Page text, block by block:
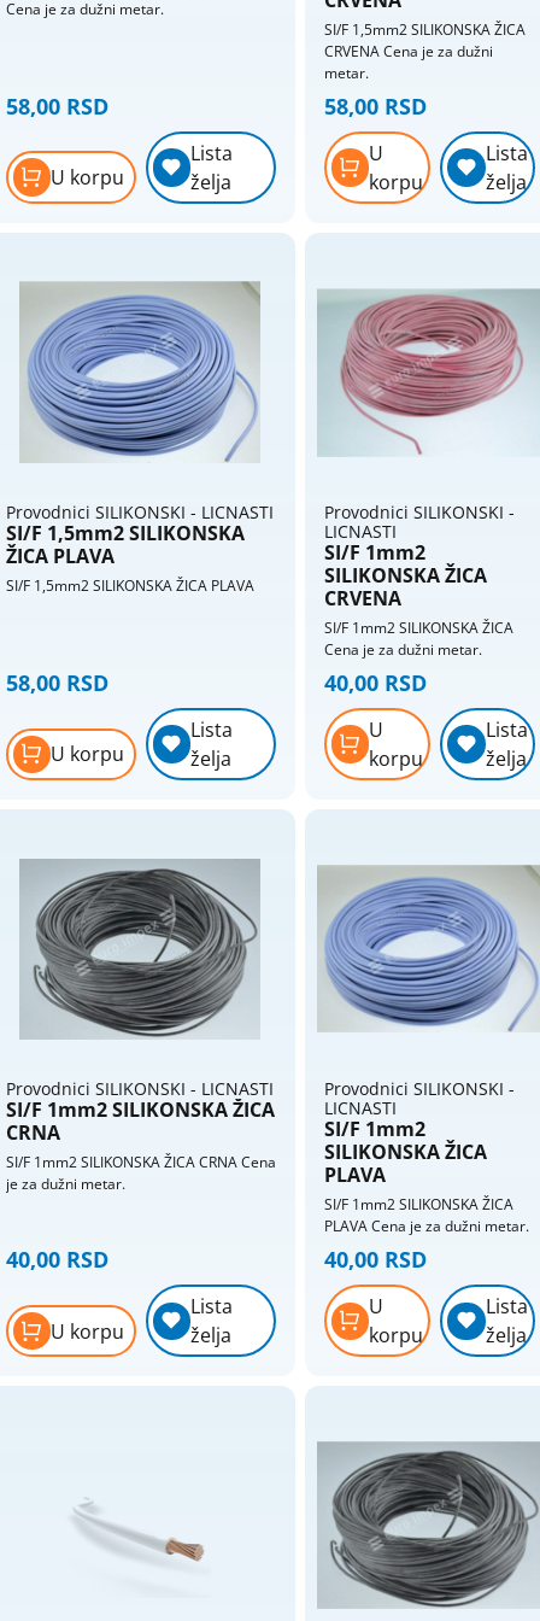
- sobni
lux - interio modularni program
lux - mikro prekidači i
lux - og lux prekidači i
osigurači
kablovi i gajtani
kablovi i podsklopovi
(žice) - licnasti
silikonski - licnasti
kutije og
kutije ukopavajuce
- strujni razdelnici
i releji
sklopke
Cena je za dužni metar.
58,00 RSD
U korpu
Lista
želja
SI/F 1,5mm2 SILIKONSKA ŽICA
CRVENA Cena je za dužni
metar.
58,00 RSD
U
korpu
Lista
želja
Provodnici SILIKONSKI - LICNASTI
SI/F 1,5mm2 SILIKONSKA
ŽICA PLAVA
SI/F 1,5mm2 SILIKONSKA ŽICA PLAVA
58,00 RSD
U korpu
Lista
želja
Provodnici SILIKONSKI -
LICNASTI
SI/F 1mm2
SILIKONSKA ŽICA
CRVENA
SI/F 1mm2 SILIKONSKA ŽICA
Cena je za dužni metar.
40,00 RSD
U
korpu
Lista
želja
Provodnici SILIKONSKI - LICNASTI
SI/F 1mm2 SILIKONSKA ŽICA
CRNA
SI/F 1mm2 SILIKONSKA ŽICA CRNA Cena
je za dužni metar.
40,00 RSD
U korpu
Lista
želja
Provodnici SILIKONSKI -
LICNASTI
SI/F 1mm2
SILIKONSKA ŽICA
PLAVA
SI/F 1mm2 SILIKONSKA ŽICA
PLAVA Cena je za dužni metar.
40,00 RSD
U
korpu
Lista
želja